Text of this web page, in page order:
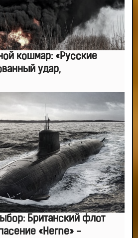
кошмар: «Русские
удар,
Британский флот
«Herne» -